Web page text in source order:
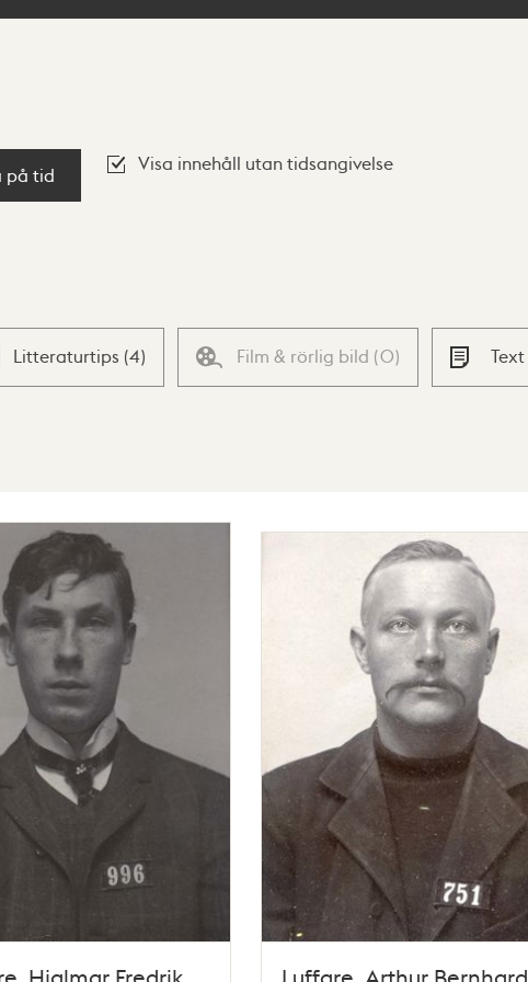
på tid
Visa innehåll utan tidsangivelse
Litteraturtips (4) Film & rörlig bild (0) Text
Hjalmar Fredrik
Luffare. Arthur Bernhard